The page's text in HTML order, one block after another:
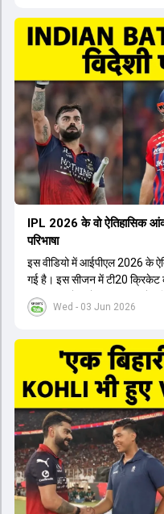
के तहत Bhuvneshwar
जैसे भारतीय खिलाड़ियों को टीम में
किया। इसके अलावा, Virat Kohli
अब टीम के युवा खिलाड़ियों के
Patidar के नेतृत्व में टीम का
मैनेजमेंट तक, सभी एक ही पेज पर
होता। यही कारण है कि RCB ने
Wed - 03 Jun 2026
IPL 2026 के वो ऐतिहासिक
परिभाषा
इस वीडियो में आईपीएल 2026 के
गई है। इस सीजन में टी20 क्रिकेट
भारतीय बल्लेबाजों का स्ट्राइक रेट
1426 छक्के लगे और 65 बार टीमों ने
स्ट्राइक रेट के साथ मोस्ट
और बेंगलुरु के प्रदर्शन के साथ-साथ
के आंकड़ों का भी विश्लेषण किया